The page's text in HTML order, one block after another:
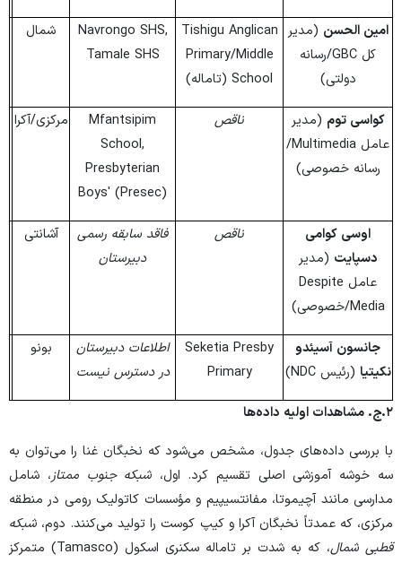
امین الحسن (مدیر
کل GBC/رسانه
دولتی)
Tishigu Anglican
Primary/Middle
School (تاماله)
Navrongo SHS,
Tamale SHS
شمال
کواسی توم (مدیر
عامل Multimedia/
رسانه خصوصی)
ناقص
Mfantsipim
School,
Presbyterian
Boys' (Presec)
مرکزی/آکرا
اوسی کوامی
دسپایت (مدیر
عامل Despite
Media/خصوصی)
ناقص
فاقد سابقه رسمی
دبیرستان
آشانتی
جانسون آسیئدو
نکیتیا (رئیس NDC)
Seketia Presby
Primary
اطلاعات دبیرستان
در دسترس نیست
بونو
۲. ج. مشاهدات اولیه داده‌ها
با بررسی داده‌های جدول، مشخص می‌شود که نخبگان غنا را می‌توان به
سه خوشه آموزشی اصلی تقسیم کرد. اول، شبکه جنوب ممتاز، شامل
مدارسی مانند آچیموتا، مفانتسیپیم و مؤسسات کاتولیک رومی در منطقه
مرکزی، که عمدتاً نخبگان آکرا و کیپ کوست را تولید می‌کنند. دوم، شبکه
قطبی شمال
، که به شدت بر تاماله سکنری اسکول (Tamasco) متمرکز